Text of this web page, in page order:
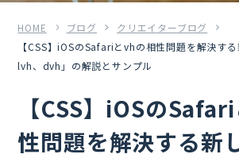
HOME ブログ
クリエイターブログ
【CSS】iOSのSafariとvhの相性問題を解決する
lvh、dvh」の解説とサンプル
【CSS】iOSの
性問題を解決する新